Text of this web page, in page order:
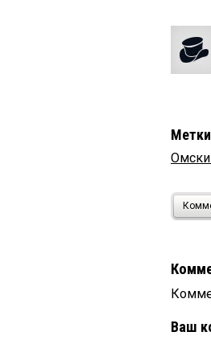
Метки
Ваш